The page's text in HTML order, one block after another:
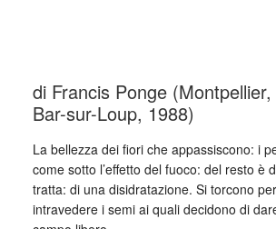
di Francis Ponge
Bar-sur-Loup, 1988)
La bellezza dei fiori che appassiscono: i
come sotto l’effetto del fuoco: del resto è
tratta: di una disidratazione. Si torcono
intravedere i semi ai quali decidono di